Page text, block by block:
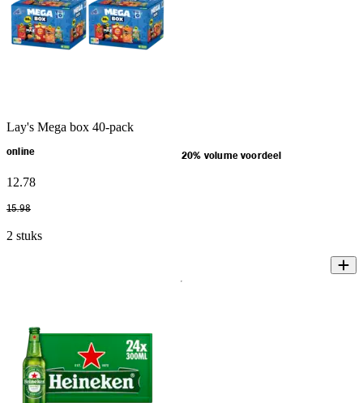
Lay's Mega box 40-pack
online 20% volume voordeel
12.78
15.98
2 stuks